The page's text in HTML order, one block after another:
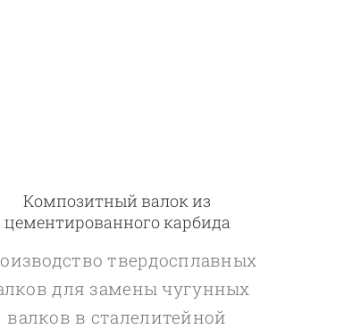
Композитный валок из
цементированного карбида
твердосплавных
для замены чугунных
валков в сталелитейной